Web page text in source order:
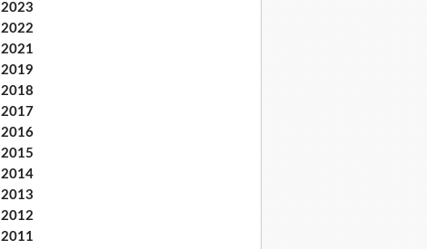
2023
2022
2021
2019
2018
2017
2016
2015
2014
2013
2012
2011